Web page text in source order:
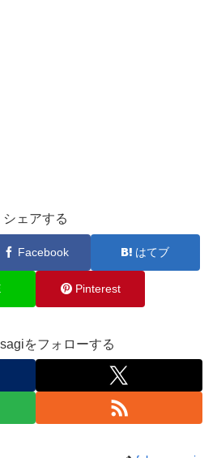
シェアする
Facebook はてブ
Pinterest
をフォローする